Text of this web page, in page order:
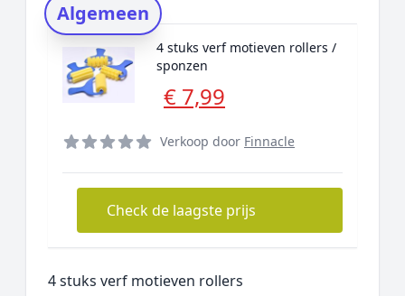
Onderzoeksmethode
Alternatieven
Prijsniveaus
Algemeen
4 stuks verf motieven rollers /
sponzen
€ 7,99
Verkoop door Finnacle
Check de laagste prijs
4 stuks verf motieven rollers